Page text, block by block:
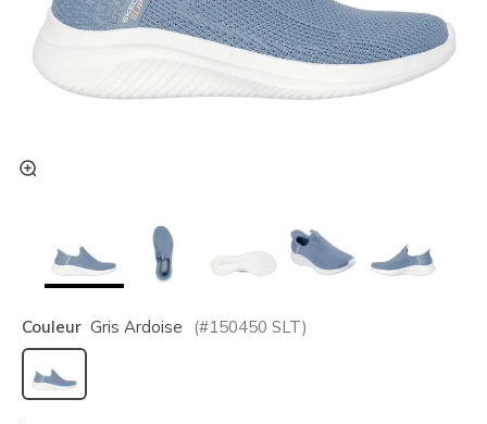
Couleur Gris Ardoise (#150450 SLT)
sélectionné